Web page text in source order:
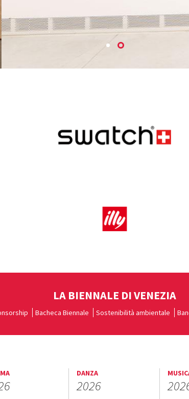
LA BIENNALE DI VENEZIA
Bacheca Biennale Sostenibilità ambientale
DANZA
2026